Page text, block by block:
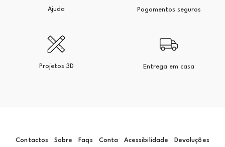
Ajuda Pagamentos seguros
Projetos 3D Entrega em casa
Contactos Sobre Faqs Conta Acessibilidade Devoluções